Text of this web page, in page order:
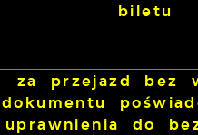
biletu
za przejazd bez
dokumentu
uprawnienia do